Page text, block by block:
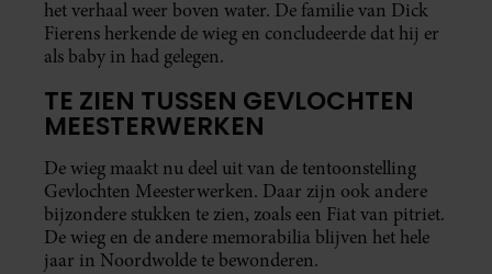
het verhaal weer boven water. De familie van Dick
Fierens herkende de wieg en concludeerde dat hij er
als baby in had gelegen.
TE ZIEN TUSSEN GEVLOCHTEN
MEESTERWERKEN
De wieg maakt nu deel uit van de tentoonstelling
Gevlochten Meesterwerken. Daar zijn ook andere
bijzondere stukken te zien, zoals een Fiat van pitriet.
De wieg en de andere memorabilia blijven het hele
jaar in Noordwolde te bewonderen.